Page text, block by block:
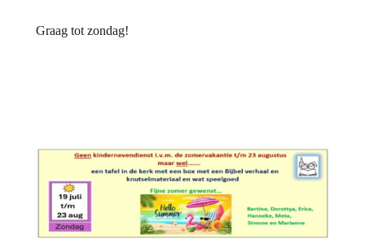
Graag tot zondag!